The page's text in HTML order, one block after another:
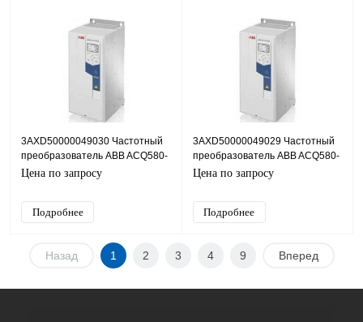
3AXD50000049030 Частотный
преобразователь ABB ACQ580-
04-650A-4, 355кВт, 380В
Цена по запросу
Подробнее
3AXD50000049029 Частотный
преобразователь ABB ACQ580-
04-585A-4, 315кВт, 380В
Цена по запросу
Подробнее
Назад 1 2 3 4 9 Вперед